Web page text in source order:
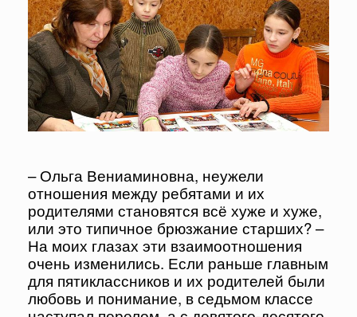
– Ольга Вениаминовна, неужели
отношения между ребятами и их
родителями становятся всё хуже и хуже,
или это типичное брюзжание старших? –
На моих глазах эти взаимоотношения
очень изменились. Если раньше главным
для пятиклассников и их родителей были
любовь и понимание, в седьмом классе